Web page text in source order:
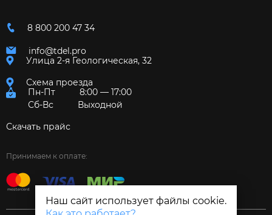
Наш сайт использует файлы cookie.
8 800 200 47 34
info@tdel.pro
Улица 2-я Геологическая, 32
Схема проезда
Пн-Пт
8:00 — 17:00
Сб-Вс
Выходной
Скачать прайс
Принимаем к оплате: